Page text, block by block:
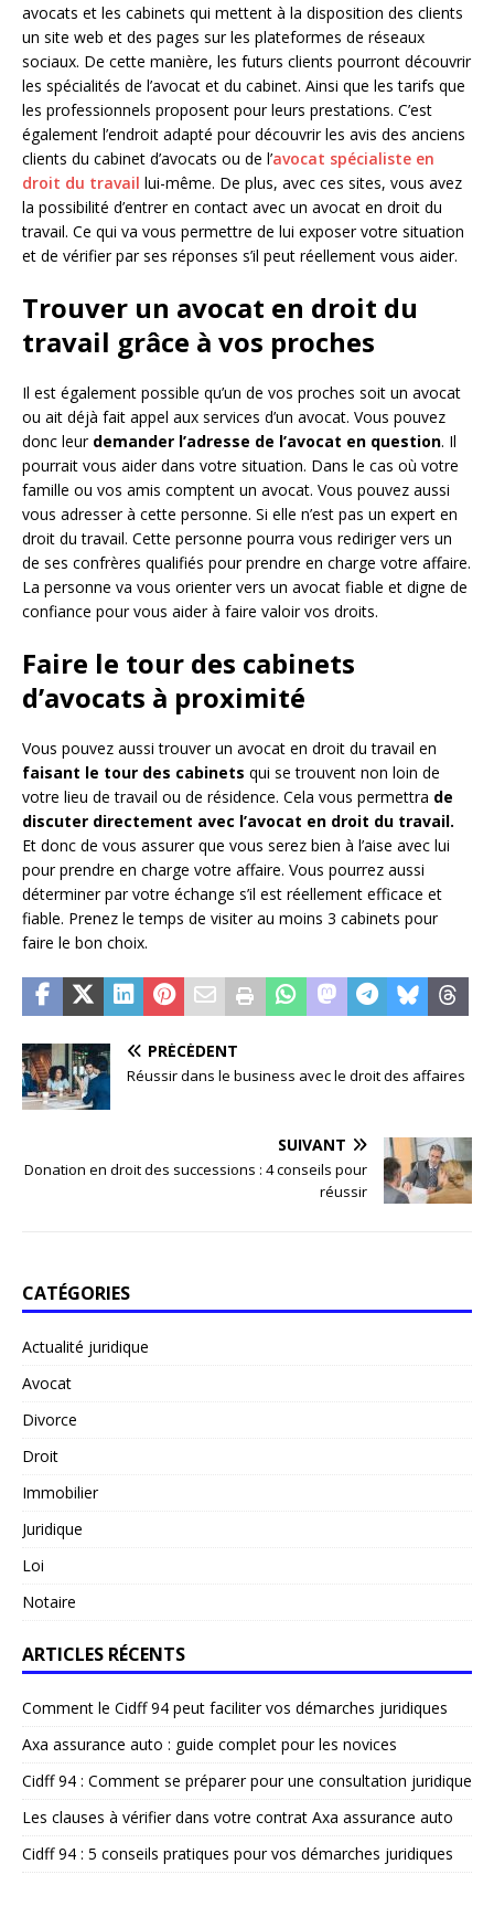
avocats et les cabinets qui mettent à la disposition des clients
un site web et des pages sur les plateformes de réseaux
sociaux. De cette manière, les futurs clients pourront découvrir
les spécialités de l’avocat et du cabinet. Ainsi que les tarifs que
les professionnels proposent pour leurs prestations. C’est
également l’endroit adapté pour découvrir les avis des anciens
clients du cabinet d’avocats ou de l’avocat spécialiste en
droit du travail lui-même. De plus, avec ces sites, vous avez
la possibilité d’entrer en contact avec un avocat en droit du
travail. Ce qui va vous permettre de lui exposer votre situation
et de vérifier par ses réponses s’il peut réellement vous aider.
Trouver un avocat en droit du
travail grâce à vos proches
Il est également possible qu’un de vos proches soit un avocat
ou ait déjà fait appel aux services d’un avocat. Vous pouvez
donc leur demander l’adresse de l’avocat en question. Il
pourrait vous aider dans votre situation. Dans le cas où votre
famille ou vos amis comptent un avocat. Vous pouvez aussi
vous adresser à cette personne. Si elle n’est pas un expert en
droit du travail. Cette personne pourra vous rediriger vers un
de ses confrères qualifiés pour prendre en charge votre affaire.
La personne va vous orienter vers un avocat fiable et digne de
confiance pour vous aider à faire valoir vos droits.
Faire le tour des cabinets
d’avocats à proximité
Vous pouvez aussi trouver un avocat en droit du travail en
faisant le tour des cabinets qui se trouvent non loin de
votre lieu de travail ou de résidence. Cela vous permettra de
discuter directement avec l’avocat en droit du travail.
Et donc de vous assurer que vous serez bien à l’aise avec lui
pour prendre en charge votre affaire. Vous pourrez aussi
déterminer par votre échange s’il est réellement efficace et
fiable. Prenez le temps de visiter au moins 3 cabinets pour
faire le bon choix.
PRÉCÉDENT
Réussir dans le business avec le droit des affaires
SUIVANT
Donation en droit des successions : 4 conseils pour
réussir
CATÉGORIES
Actualité juridique
Avocat
Divorce
Droit
Immobilier
Juridique
Loi
Notaire
ARTICLES RÉCENTS
Comment le Cidff 94 peut faciliter vos démarches juridiques
Axa assurance auto : guide complet pour les novices
Cidff 94 : Comment se préparer pour une consultation juridique
Les clauses à vérifier dans votre contrat Axa assurance auto
Cidff 94 : 5 conseils pratiques pour vos démarches juridiques